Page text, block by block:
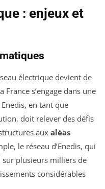
: enjeux et
électrique devient de
s’engage dans une
en tant que
doit relever des défis
aux aléas
le réseau d’Enedis, qui
sur plusieurs milliers de
considérables